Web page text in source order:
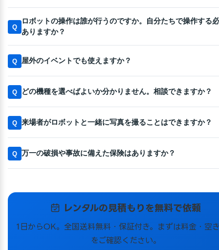
Q
ロボットの操作は誰が行うのですか。自分たちで操作する
ありますか？
Q 屋外のイベントでも使えますか？
Q どの機種を選べばよいか分かりません。相談できますか？
Q 来場者がロボットと一緒に写真を撮ることはできますか？
Q 万一の破損や事故に備えた保険はありますか？
レンタルの見積もりを無料で依頼
1日からOK。全国送料無料・保証付き。まずは料金・空
をご確認ください。